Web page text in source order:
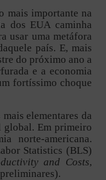
mais importante na
dos EUA caminha
usar uma metáfora
país. E, mais
do próximo ano a
e a economia
fortíssimo choque
elementares da
global. Em primeiro
norte-americana.
Statistics (BLS)
and Costs,